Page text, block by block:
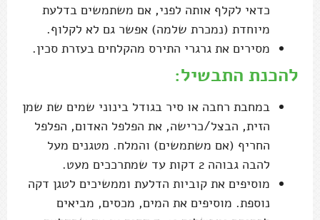
כדאי לקלף אותה לפני, אם משתמשים בדלעת
מיוחדת (נמכרת שלמה) אפשר גם לא לקלוף.
מסירים את גרגרי התירס מהקלחים בעזרת סכין.
להכנת התבשיל:
במחבת רחבה או סיר בגודל בינוני שמים שת שמן
הזית, הבצל/כרישה, את הפלפל האדום, הפלפל
החריף (אם משתמשים) והמלח. מטגנים מעל
להבה גבוהה 2 דקות עד שמתרככים מעט.
מוסיפים את קוביות הדלעת וממשיכים לטגן דקה
נוספת. מוסיפים את המים, מכסים, מביאים